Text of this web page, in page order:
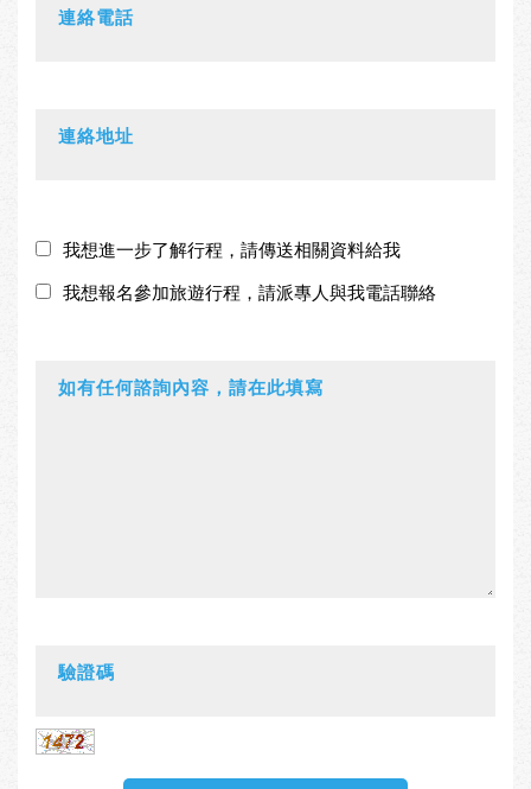
我想進一步了解行程，請傳送相關資料給我
我想報名參加旅遊行程，請派專人與我電話聯絡